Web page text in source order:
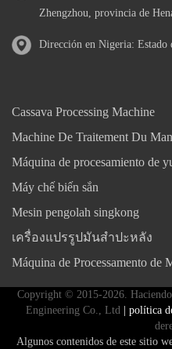
Zhengzhou, provincia de
Dirección en Nigeria: Estado
Cassava Processing Machine
Machine De Traitement Du
Máquina de procesamiento de
Máy chế biến sắn
Mesin pengolah singkong
เครื่องแปรรูปมันสำปะหลัง
Máquina de Processamento de
Copyright © 2015-2026.
Engineering Co., Ltd | política
Algunos contenidos de este sitio